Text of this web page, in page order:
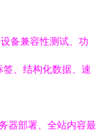
备兼容性测试、功
、结构化数据、速
器部署、全站内容最